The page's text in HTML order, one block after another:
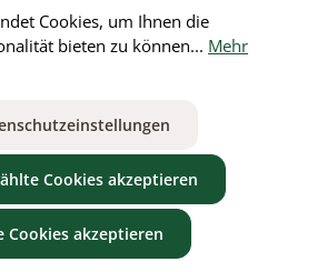
widerrufen
Nicht EU-Länder
Cookies, um Ihnen die
bieten zu können... Mehr
Cookies akzeptieren
Cookies akzeptieren